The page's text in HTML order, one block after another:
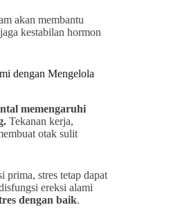
akan membantu
kestabilan hormon
dengan Mengelola
memengaruhi
Tekanan kerja,
otak sulit
prima, stres tetap dapat
ereksi alami
dengan baik.